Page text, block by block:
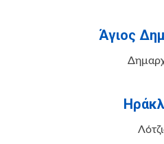
Άγιος